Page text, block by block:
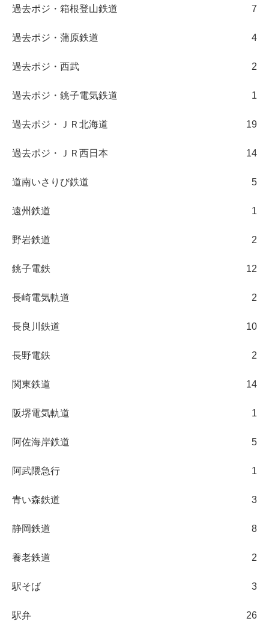
過去ポジ・箱根登山鉄道 7
過去ポジ・蒲原鉄道 4
過去ポジ・西武 2
過去ポジ・銚子電気鉄道 1
過去ポジ・ＪＲ北海道 19
過去ポジ・ＪＲ西日本 14
道南いさりび鉄道 5
遠州鉄道 1
野岩鉄道 2
銚子電鉄 12
長崎電気軌道 2
長良川鉄道 10
長野電鉄 2
関東鉄道 14
阪堺電気軌道 1
阿佐海岸鉄道 5
阿武隈急行 1
青い森鉄道 3
静岡鉄道 8
養老鉄道 2
駅そば 3
駅弁 26